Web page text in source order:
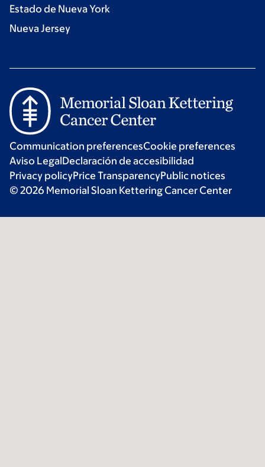
Estado de Nueva York
Nueva Jersey
Communication preferencesCookie preferences
Aviso LegalDeclaración de accesibilidad
Privacy policyPrice TransparencyPublic notices
© 2026 Memorial Sloan Kettering Cancer Center